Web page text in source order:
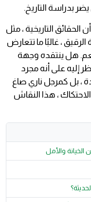
بدراسة التاريخ.
التاريخية ، مثل
، غالبًا ما تتعارض
نعم. هل ينتقده وجهة
إليه على أنه مجرد
، بل كمرجل ناري صاغ
، هذا النقاش
والأمل